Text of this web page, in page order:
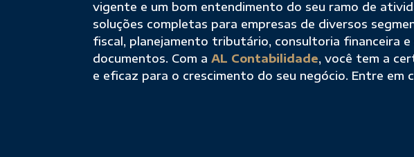
vigente e um bom entendimento do seu ramo de
soluções completas para empresas de diversos
fiscal, planejamento tributário, consultoria financeira
documentos. Com aAL Contabilidade, você tem a
e eficaz para o crescimento do seu negócio. Entre em